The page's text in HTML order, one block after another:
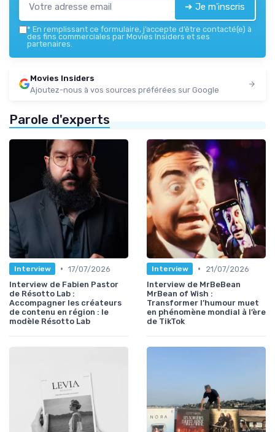
➔ Je m'inscris
* En remplissant ce formulaire, j’accepte d’être contacté(e) à
des fins commerciales par Movies Insiders et ses
partenaires.
Movies Insiders
Ajoutez-nous à vos sources préférées sur Google
Parole d'experts
Interview • 17/07/2026
Interview de Fabien Pastor
de Résotto Lab :
Accompagner les créateurs
de contenu en région : le
modèle Résotto Lab
Interview •
21/07/2026
Interview de MrBeBean
MrBean of Wish :
Transformer l’humour muet
en phénomène mondial à l’ère
de TikTok